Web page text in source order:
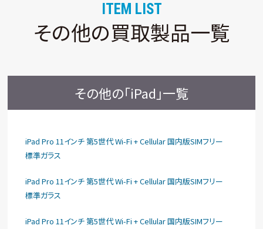
ITEM LIST
その他の買取製品一覧
その他の「iPad」一覧
iPad Pro 11インチ 第5世代 Wi-Fi + Cellular 国内版SIMフリー
標準ガラス
iPad Pro 11インチ 第5世代 Wi-Fi + Cellular 国内版SIMフリー
標準ガラス
iPad Pro 11インチ 第5世代 Wi-Fi + Cellular 国内版SIMフリー